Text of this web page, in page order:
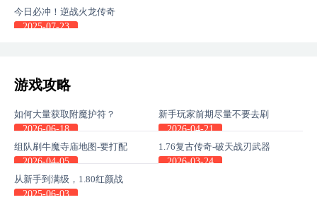
今日必冲！逆战火龙传奇
SF5倍爆率新区，装备拿到
2025-07-23
游戏攻略
如何大量获取附魔护符？
2026-06-18
新手玩家前期尽量不要去刷
副本地图，这些主线任务收
益也很高
2026-04-21
组队刷牛魔寺庙地图-要打配
合不然通关不了
2026-04-05
1.76复古传奇-破天战刃武器
不单是pk神器，更是身份的
2026-03-24
从新手到满级，1.80红颜战
神传奇SF高性价比装备组合
2025-06-03